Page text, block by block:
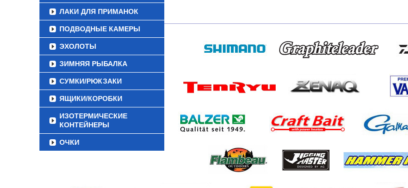
ЛАКИ ДЛЯ ПРИМАНОК
ПОДВОДНЫЕ КАМЕРЫ
ЭХОЛОТЫ
ЗИМНЯЯ РЫБАЛКА
СУМКИ/РЮКЗАКИ
ЯЩИКИ/КОРОБКИ
ИЗОТЕРМИЧЕСКИЕ
КОНТЕЙНЕРЫ
ОЧКИ